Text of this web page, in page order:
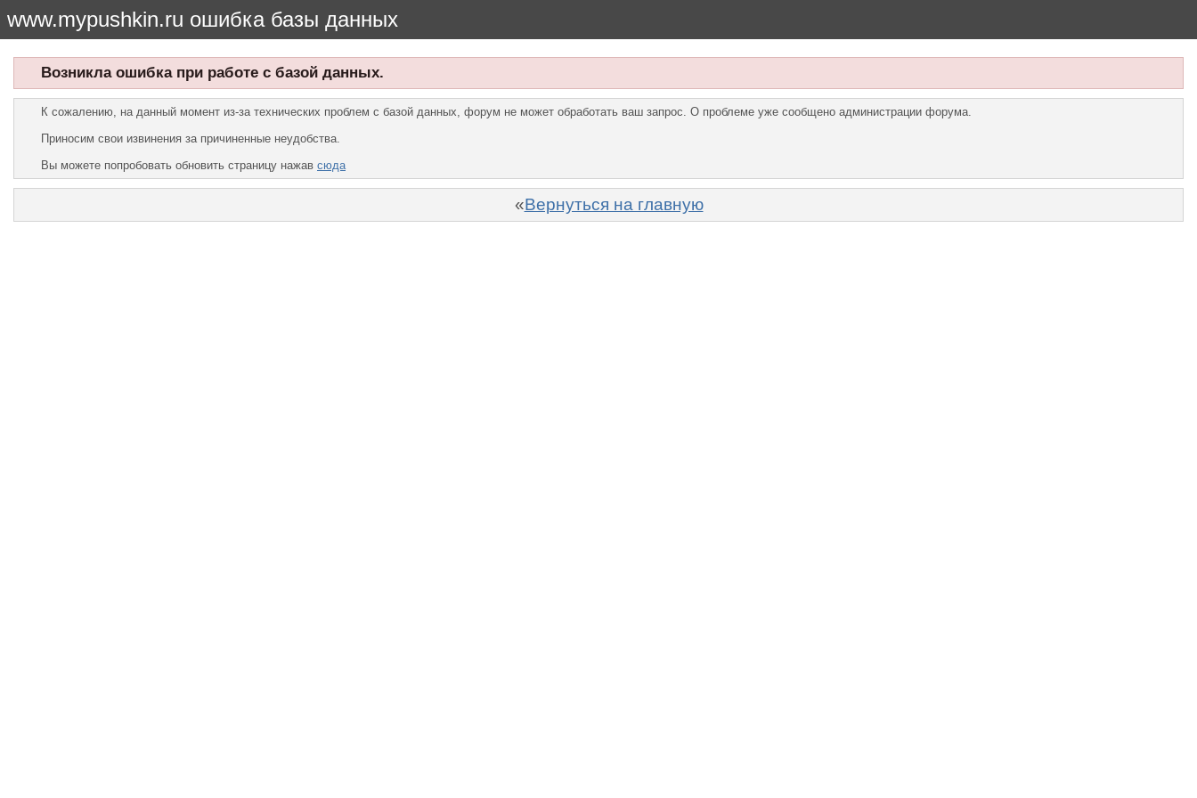
www.mypushkin.ru ошибка базы данных
Возникла ошибка при работе с базой данных.
К сожалению, на данный момент из-за технических проблем с базой данных, форум не может обработать ваш запрос. О проблеме уже сообщено администрации форума.
Приносим свои извинения за причиненные неудобства.
Вы можете попробовать обновить страницу нажав сюда
«Вернуться на главную